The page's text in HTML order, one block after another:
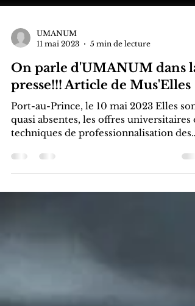
11 mai 2023
5 min de lecture
On parle d'UMANUM dans la
presse!!! Article de Mus'Elles
Port-au-Prince, le 10 mai 2023 Elles sont
techniques de professionnalisation des
opérateurs...